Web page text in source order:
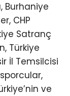
Burhaniye
CHP
Satranç
Türkiye
İl Temsilcisi
ve